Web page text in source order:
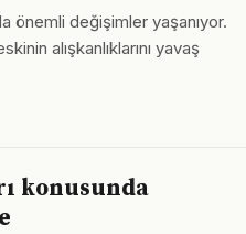
önemli değişimler yaşanıyor.
alışkanlıklarını yavaş
konusunda